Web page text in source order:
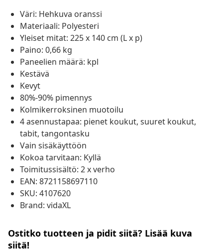
Väri: Hehkuva oranssi
Materiaali: Polyesteri
Yleiset mitat: 225 x 140 cm (L x p)
Paino: 0,66 kg
Paneelien määrä: kpl
Kestävä
Kevyt
80%-90% pimennys
Kolmikerroksinen muotoilu
4 asennustapaa: pienet koukut, suuret koukut,
tabit, tangontasku
Vain sisäkäyttöön
Kokoa tarvitaan: Kyllä
Toimitussisältö: 2 x verho
EAN: 8721158697110
SKU: 4107620
Brand: vidaXL
Ostitko tuotteen ja pidit siitä? Lisää kuva
siitä!